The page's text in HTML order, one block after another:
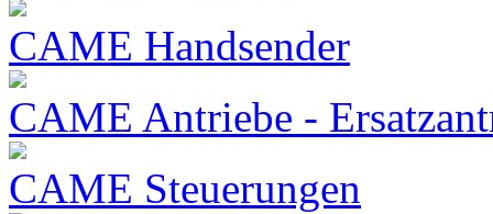
CAME Handsender
CAME Antriebe -
CAME Steuerungen